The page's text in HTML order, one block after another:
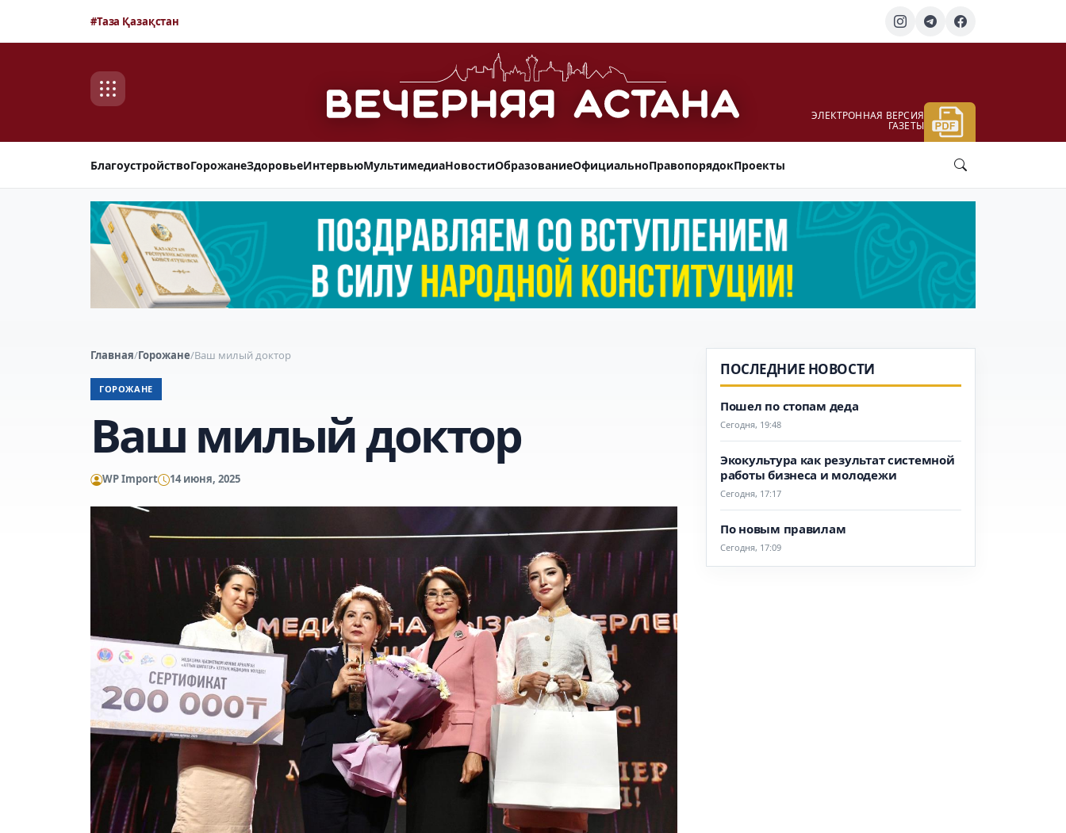
#Таза Қазақстан
ЭЛЕКТРОННАЯ ВЕРСИЯ
ГАЗЕТЫ
БлагоустройствоГорожанеЗдоровьеИнтервьюМультимедиаНовостиОбразованиеОфициальноПравопорядокПроекты
Главная/Горожане/Ваш милый доктор
ГОРОЖАНЕ
Ваш милый доктор
WP Import 14 июня, 2025
ПОСЛЕДНИЕ НОВОСТИ
Пошел по стопам деда
Сегодня, 19:48
Экокультура как результат системной
работы бизнеса и молодежи
Сегодня, 17:17
По новым правилам
Сегодня, 17:09